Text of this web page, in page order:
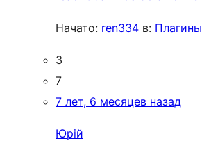
Начато: ren334 в: Плагины
3
7
7 лет, 6 месяцев назад
Юрій